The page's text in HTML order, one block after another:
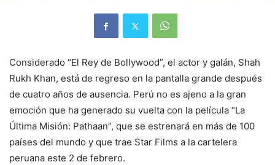
Considerado “El Rey de Bollywood”, el actor y galán, Shah
Rukh Khan, está de regreso en la pantalla grande después
de cuatro años de ausencia. Perú no es ajeno a la gran
emoción que ha generado su vuelta con la película “La
Última Misión: Pathaan”, que se estrenará en más de 100
países del mundo y que trae Star Films a la cartelera
peruana este 2 de febrero.